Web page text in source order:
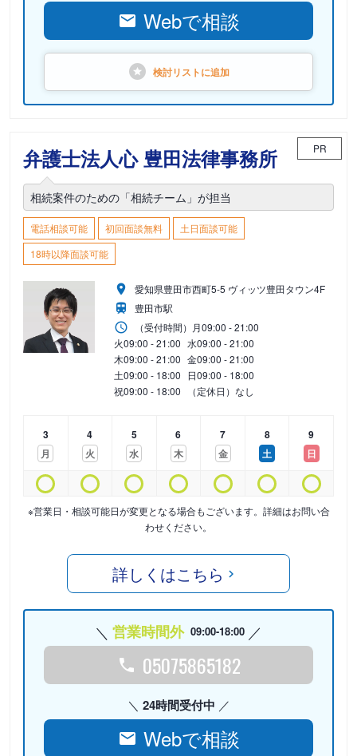
Webで相談
検討リストに追加
弁護士法人心 豊田法律事務所 PR
相続案件のための「相続チーム」が担当
電話相談可能 初回面談無料
土日面談可能
18時以降面談可能
愛知県豊田市西町5-5 ヴィッツ豊田タウン4F
豊田市駅
（受付時間） 月09:00 - 21:00
火09:00 - 21:00 水09:00 - 21:00
木09:00 - 21:00 金09:00 - 21:00
土09:00 - 18:00 日09:00 - 18:00
祝09:00 - 18:00 （定休日）なし
3
月
4
火
5
水
6
木
7
金
8
土
9
日
※営業日・相談可能日が変更となる場合もございます。詳細はお問い合
わせください。
詳しくはこちら
営業時間外 09:00-18:00
05075865182
24時間受付中
Webで相談